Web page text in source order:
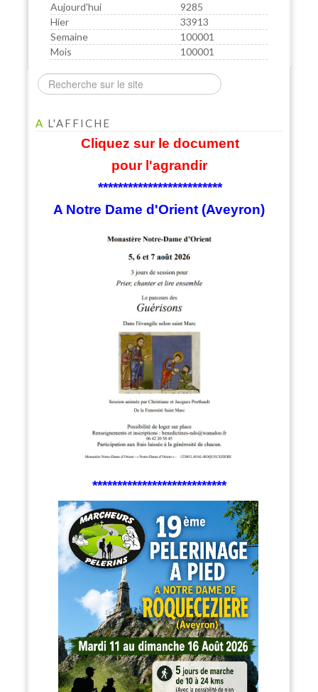
Aujourd'hui
9285
Hier
33913
Semaine
100001
Mois
100001
A L'AFFICHE
Cliquez sur le document
pour l'agrandir
*************************
A Notre Dame d'Orient (Aveyron)
***************************